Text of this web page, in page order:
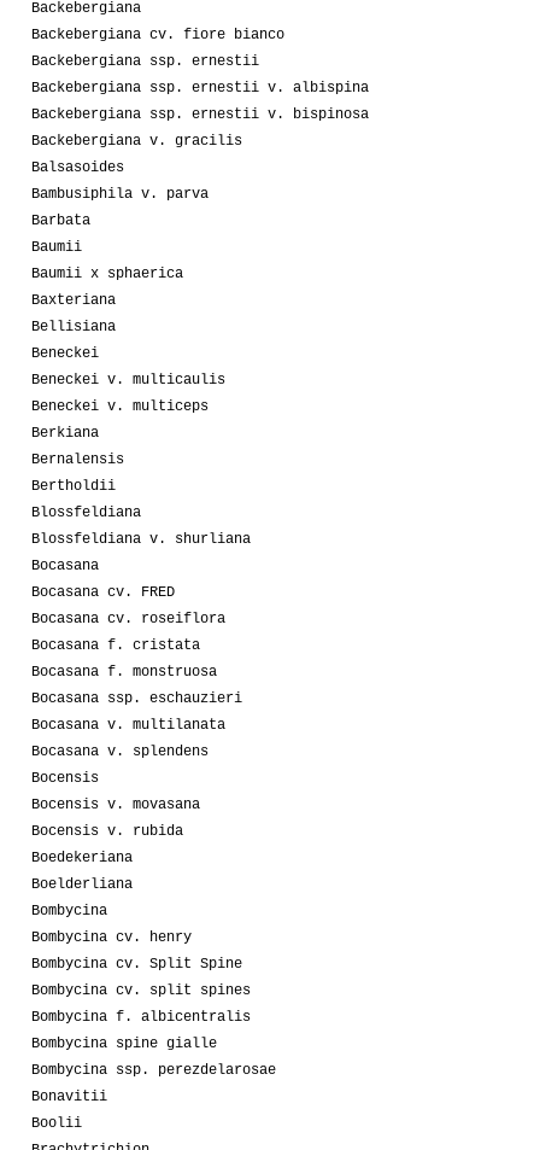
Backebergiana
Backebergiana cv. fiore bianco
Backebergiana ssp. ernestii
Backebergiana ssp. ernestii v. albispina
Backebergiana ssp. ernestii v. bispinosa
Backebergiana v. gracilis
Balsasoides
Bambusiphila v. parva
Barbata
Baumii
Baumii x sphaerica
Baxteriana
Bellisiana
Beneckei
Beneckei v. multicaulis
Beneckei v. multiceps
Berkiana
Bernalensis
Bertholdii
Blossfeldiana
Blossfeldiana v. shurliana
Bocasana
Bocasana cv. FRED
Bocasana cv. roseiflora
Bocasana f. cristata
Bocasana f. monstruosa
Bocasana ssp. eschauzieri
Bocasana v. multilanata
Bocasana v. splendens
Bocensis
Bocensis v. movasana
Bocensis v. rubida
Boedekeriana
Boelderliana
Bombycina
Bombycina cv. henry
Bombycina cv. Split Spine
Bombycina cv. split spines
Bombycina f. albicentralis
Bombycina spine gialle
Bombycina ssp. perezdelarosae
Bonavitii
Boolii